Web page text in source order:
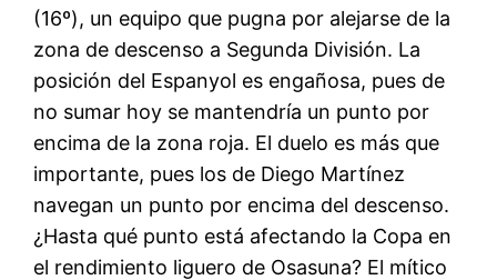
(16º), un equipo que pugna por alejarse de la
zona de descenso a Segunda División. La
posición del Espanyol es engañosa, pues de
no sumar hoy se mantendría un punto por
encima de la zona roja. El duelo es más que
importante, pues los de Diego Martínez
navegan un punto por encima del descenso.
¿Hasta qué punto está afectando la Copa en
el rendimiento liguero de Osasuna? El mítico